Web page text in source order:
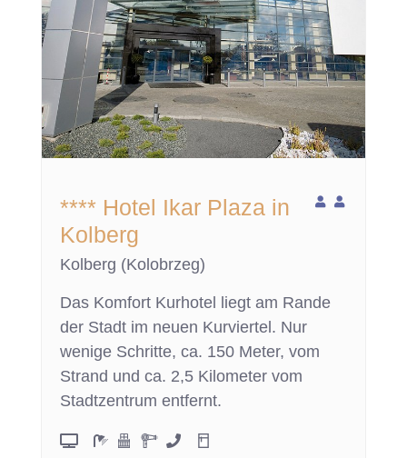
**** Hotel Ikar Plaza in
Kolberg
Kolberg (Kolobrzeg)
Das Komfort Kurhotel liegt am Rande
der Stadt im neuen Kurviertel. Nur
wenige Schritte, ca. 150 Meter, vom
Strand und ca. 2,5 Kilometer vom
Stadtzentrum entfernt.